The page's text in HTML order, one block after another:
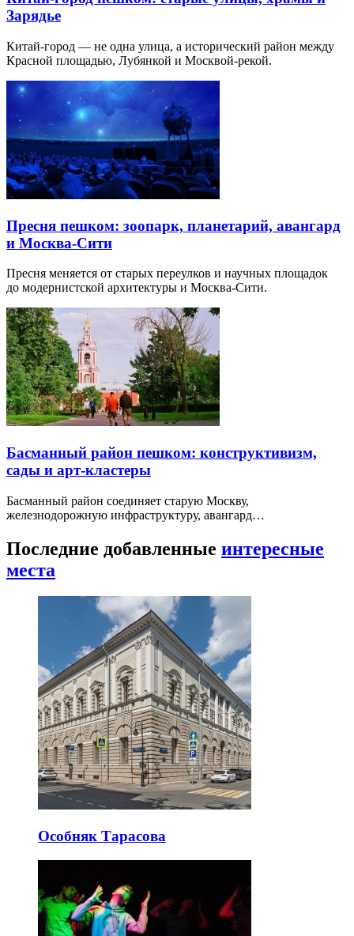
Зарядье
Китай-город — не одна улица, а исторический район между
Красной площадью, Лубянкой и Москвой-рекой.
Пресня пешком: зоопарк, планетарий, авангард
и Москва-Сити
Пресня меняется от старых переулков и научных площадок
до модернистской архитектуры и Москва-Сити.
Басманный район пешком: конструктивизм,
сады и арт-кластеры
Басманный район соединяет старую Москву,
железнодорожную инфраструктуру, авангард…
Последние добавленные интересные
места
Особняк Тарасова